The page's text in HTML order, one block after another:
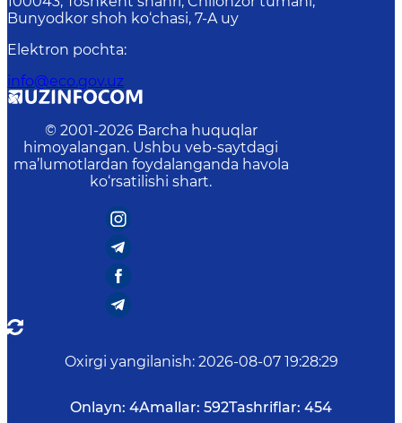
Bunyodkor shoh ko‘chasi, 7-A uy
Elektron pochta:
info@eco.gov.uz
© 2001-2026 Barcha huquqlar
himoyalangan. Ushbu veb-saytdagi
ma’lumotlardan foydalanganda havola
ko‘rsatilishi shart.
Oxirgi yangilanish: 2026-08-07 19:28:29
Onlayn: 4Amallar: 592Tashriflar: 454